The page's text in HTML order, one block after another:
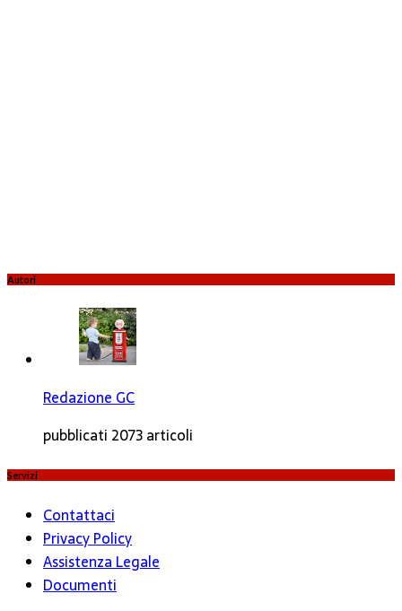
Autori
Redazione GC
pubblicati 2073 articoli
Servizi
Contattaci
Privacy Policy
Assistenza Legale
Documenti